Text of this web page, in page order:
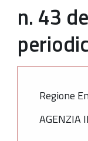
n. 43
Regione
AGENZIA